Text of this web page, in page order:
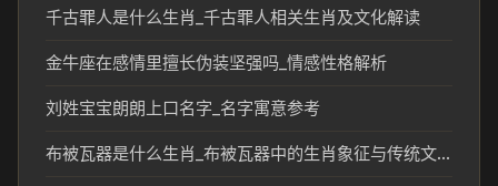
千古罪人是什么生肖_千古罪人相关生肖及文化解读
金牛座在感情里擅长伪装坚强吗_情感性格解析
刘姓宝宝朗朗上口名字_名字寓意参考
布被瓦器是什么生肖_布被瓦器中的生肖象征与传统文化解析